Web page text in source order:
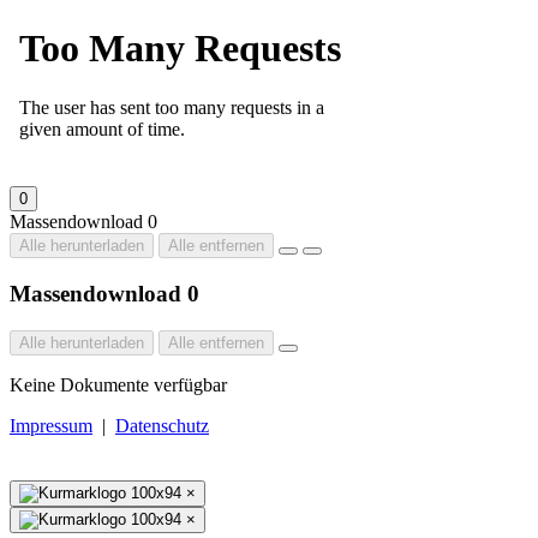
0
Massendownload 0
Alle herunterladen Alle entfernen
Massendownload 0
Alle herunterladen Alle entfernen
Keine Dokumente verfügbar
Impressum | Datenschutz
×
×